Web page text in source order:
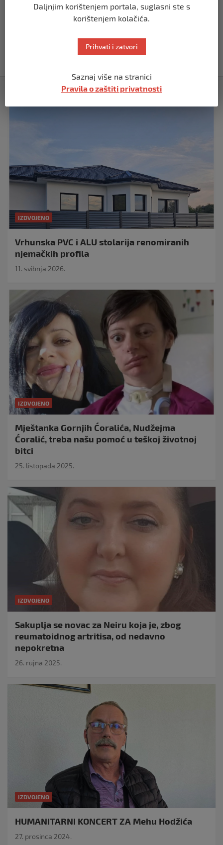
OBILJEŽENE 34 GODINE OD PROGONA
OSLOBOĐENJA RIPČA
prije 2 mjeseca
IZDVOJENO
Vrhunska PVC i ALU stolarija renomiranih
njemačkih profila
11. svibnja 2026.
IZDVOJENO
Mještanka Gornjih Ćoralića, Nudžejma
Ćoralić, treba našu pomoć u teškoj životnoj
bitci
25. listopada 2025.
IZDVOJENO
Sakuplja se novac za Neiru koja je, zbog
reumatoidnog artritisa, od nedavno
nepokretna
26. rujna 2025.
IZDVOJENO
HUMANITARNI KONCERT ZA Mehu Hodžića
27. prosinca 2024.
Daljnjim korištenjem portala, suglasni ste s
korištenjem kolačića.
Prihvati i zatvori
Saznaj više na stranici
Pravila o zaštiti privatnosti